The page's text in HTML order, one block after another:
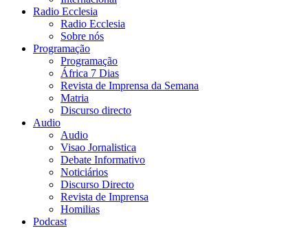
Radio Ecclesia
Radio Ecclesia
Sobre nós
Programação
Programação
África 7 Dias
Revista de Imprensa da Semana
Matria
Discurso directo
Audio
Audio
Visao Jornalistica
Debate Informativo
Noticiários
Discurso Directo
Revista de Imprensa
Homilias
Podcast